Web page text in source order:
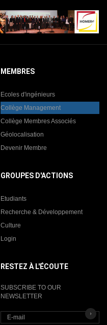
MEMBRES
Ecoles d'ingénieurs
Collège Management
Collège Membres Associés
Géolocalisation
Devenir Membre
GROUPES D'ACTIONS
Etudiants
Recherche & Développement
Culture
Login
RESTEZ À L'ÉCOUTE
SUBSCRIBE TO OUR
NEWSLETTER